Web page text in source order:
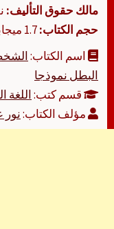
مالك حقوق التأليف:
حجم الكتاب:
اسم الكتاب:
البطل نموذجا
قسم كتب:اللغة
مؤلف الكتاب:نور